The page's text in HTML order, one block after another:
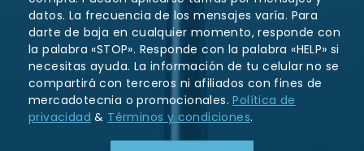
datos. La frecuencia de los mensajes varía. Para
darte de baja en cualquier momento, responde con
la palabra «STOP». Responde con la palabra «HELP» si
necesitas ayuda. La información de tu celular no se
compartirá con terceros ni afiliados con fines de
mercadotecnia o promocionales.Política de
privacidad & Términos y condiciones.